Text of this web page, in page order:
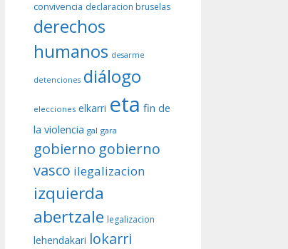
convivencia declaracion bruselas
derechos
humanos desarme
detenciones diálogo
elecciones elkarri eta fin de
la violencia gal gara
gobierno gobierno
vasco ilegalizacion
izquierda
abertzale legalizacion
lehendakari lokarri